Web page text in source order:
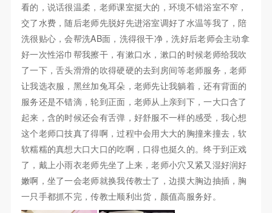
看的，说话很温柔，老师课室挺大的，环境不错浴室不窄，
交了水费，随后老师先脱好先进浴室调好了水温等我了，陪
洗很贴心，会帮洗AB面，洗得很干净，洗好后老师会主动拿
好一次性浴巾帮我擦干，有漱口水，漱口的时候老师给我吹
了一下，舌头滑滑的吹得硬硬的去到房间等老师服务，老师
让我选衣服，黑丝加兔耳朵，老师先让我躺着，还有背面的
服务还是不错滴，轮到正面，老师从上亲到下，一大口含了
起来，含的时候还会有舌弹，好舒服不一样的感受，我心想
这个老师口技真了得啊，过程中会用大大的胸撞来撞去，软
软糯糯的真想大口大口的吃啊，口得也挺久的。终于到正戏
了，戴上小雨衣老师先坐了上来，老师小穴又紧又湿好润好
嫩啊，坐了一会老师就换我传教士了，边摸大胸边抽插，胸
一只手都抓不完，传教士顺利出货，颜值高服务好。